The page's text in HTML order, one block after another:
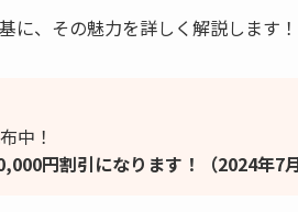
に、その魅力を詳しく解説します！
中！
円割引になります！（2024年7月